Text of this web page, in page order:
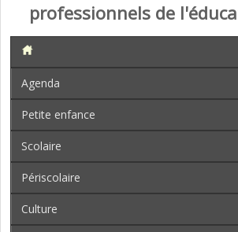
professionnels de
Agenda
Petite enfance
Scolaire
Périscolaire
Culture